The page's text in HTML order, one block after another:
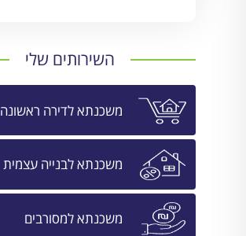
השירותים שלי
משכנתא לדירה ראשונה
משכנתא לבנייה עצמית
משכנתא למסורבים